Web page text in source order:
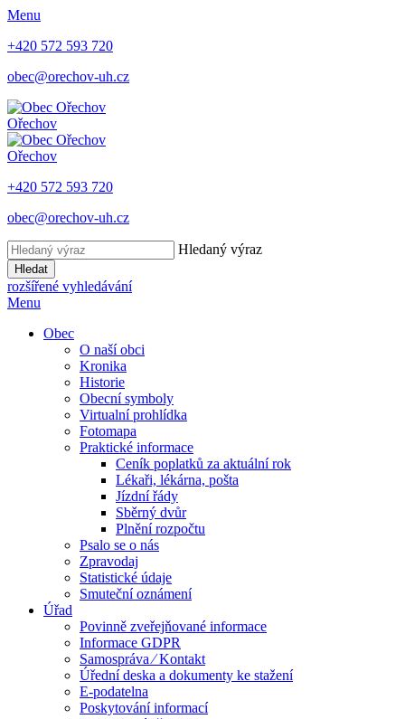
Menu
+420 572 593 720
obec@orechov-uh.cz
Ořechov
Ořechov
+420 572 593 720
obec@orechov-uh.cz
Hledaný výraz
Hledat
rozšířené vyhledávání
Menu
Obec
O naší obci
Kronika
Historie
Obecní symboly
Virtualní prohlídka
Fotomapa
Praktické informace
Ceník poplatků za aktuální rok
Lékaři, lékárna, pošta
Jízdní řády
Sběrný dvůr
Plnění rozpočtu
Psalo se o nás
Zpravodaj
Statistické údaje
Smuteční oznámení
Úřad
Povinně zveřejňované informace
Informace GDPR
Samospráva ⁄ Kontakt
Úřední deska a dokumenty ke stažení
E-podatelna
Poskytování informací